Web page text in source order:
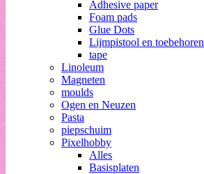
Adhesive paper
Foam pads
Glue Dots
Lijmpistool en toebehoren
tape
Linoleum
Magneten
moulds
Ogen en Neuzen
Pasta
piepschuim
Pixelhobby
Alles
Basisplaten